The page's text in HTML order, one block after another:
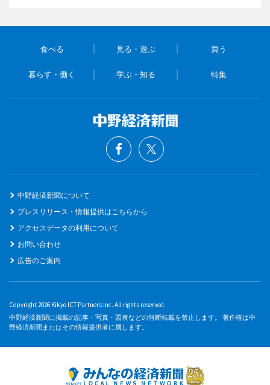
食べる 見る・遊ぶ 買う
暮らす・働く 学ぶ・知る 特集
中野経済新聞について
プレスリリース・情報提供はこちらから
アクセスデータの利用について
お問い合わせ
広告のご案内
Copyright 2026 Kikyo ICT Partners Inc. All rights reserved.
中野経済新聞に掲載の記事・写真・図表などの無断転載を禁止します。 著作権は中
野経済新聞またはその情報提供者に属します。